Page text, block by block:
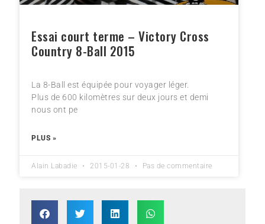
Essai court terme – Victory Cross
Country 8-Ball 2015
La 8-Ball est équipée pour voyager léger.
Plus de 600 kilomètres sur deux jours et demi
nous ont pe
PLUS »
Alain Labadie 2015-01-28 Pas de commentaire